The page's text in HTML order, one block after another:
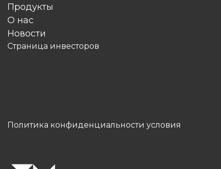
Продукты
O нас
Новости
Страница инвесторов
Политика конфиденциальности условия